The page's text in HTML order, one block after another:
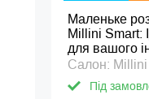
Маленьке
Millini Smart:
для вашого
Салон: Millini
Під